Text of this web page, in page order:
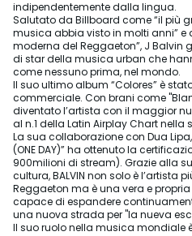
indipendentemente dalla lingua.
Salutato da Billboard come “il più
musica abbia visto in molti anni” e
moderna del Reggaeton”, J
di star della musica urban che
come nessuno prima, nel mondo.
Il suo ultimo album “Colores” è
commerciale. Con brani come
diventato l’artista con il maggior
al n.1 della Latin Airplay Chart nella
La sua collaborazione con Dua Lipa,
(ONE DAY)” ha ottenuto la
900milioni di stream). Grazie alla
cultura, BALVIN non solo è l’artista
Reggaeton ma è una vera e
capace di espandere
una nuova strada per "la nueva
Il suo ruolo nella musica mondiale